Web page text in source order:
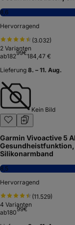
8,6
Hervorragend
(3.032)
2 Varianten
ab18299€184,47 €
Lieferung 8. – 11. Aug.
Kein Bild
Garmin Vivoactive 5
Silikonarmband
8,5
Hervorragend
(11.529)
4 Varianten
ab18099€